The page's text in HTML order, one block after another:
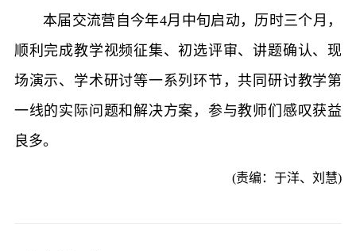
本届交流营自今年4月中旬启动，历时三个月，
顺利完成教学视频征集、初选评审、讲题确认、现
场演示、学术研讨等一系列环节，共同研讨教学第
一线的实际问题和解决方案，参与教师们感叹获益
良多。
(责编：于洋、刘慧)